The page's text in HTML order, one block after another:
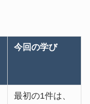
今回の学び
最初の1件は、